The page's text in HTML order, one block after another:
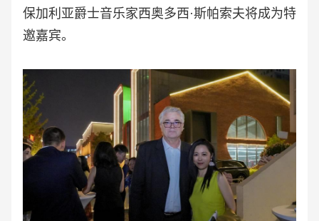
保加利亚爵士音乐家西奥多西·斯帕索夫将成为特
邀嘉宾。